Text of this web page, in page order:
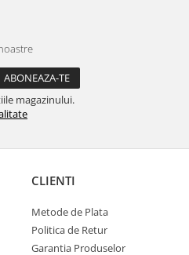
magazinului.
CLIENTI
Metode de Plata
Politica de Retur
Garantia Produselor